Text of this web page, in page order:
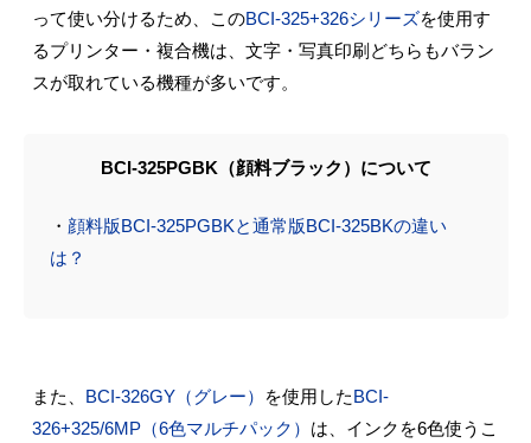
って使い分けるため、このBCI-325+326シリーズを使用す
るプリンター・複合機は、文字・写真印刷どちらもバラン
スが取れている機種が多いです。
BCI-325PGBK（顔料ブラック）について
・ 顔料版BCI-325PGBKと通常版BCI-325BKの違い
は？
また、 BCI-326GY（グレー） を使用したBCI-
326+325/6MP（6色マルチパック） は、インクを6色使うこ